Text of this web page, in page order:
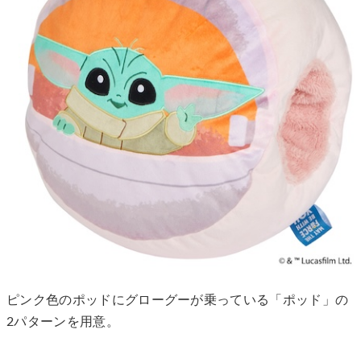
ピンク色のポッドにグローグーが乗っている「ポッド」の
2パターンを用意。